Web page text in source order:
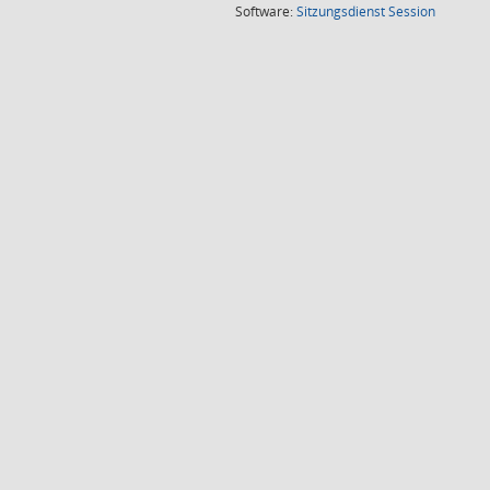
Software:SitzungsdienstSession(Wird in